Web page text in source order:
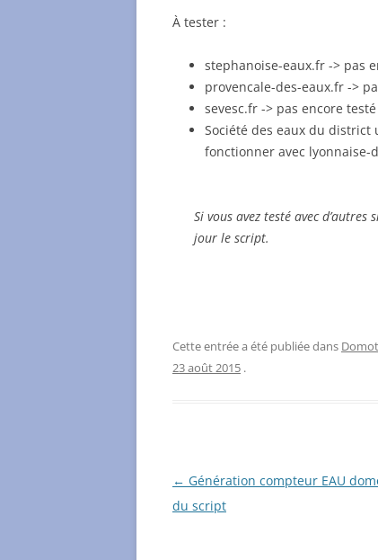
À tester :
stephanoise-eaux.fr -> pas
provencale-des-eaux.fr ->
sevesc.fr -> pas encore
Société des eaux du district
fonctionner avec lyonnaise-
Si vous avez testé avec
jour le script.
Cette entrée a été publiée dans
23 août 2015 .
Navigation
des
← Génération compteur EAU
du script